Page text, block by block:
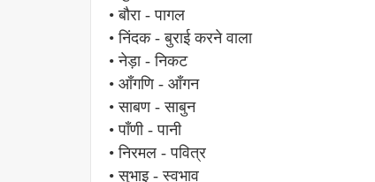
• बौरा - पागल
• निंदक - बुराई करने वाला
• नेड़ा - निकट
• आँगणि - आँगन
• साबण - साबुन
• पाँणी - पानी
• निरमल - पवित्र
• सुभाइ - स्वभाव